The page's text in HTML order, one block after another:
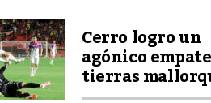
Cerro logro un
agónico
tierras